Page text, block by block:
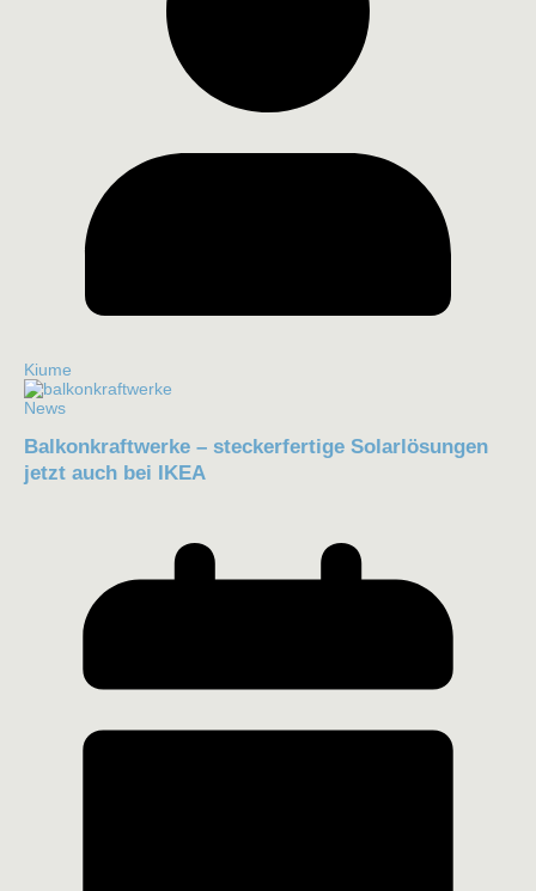
Kiume
News
Balkonkraftwerke – steckerfertige Solarlösungen
jetzt auch bei IKEA